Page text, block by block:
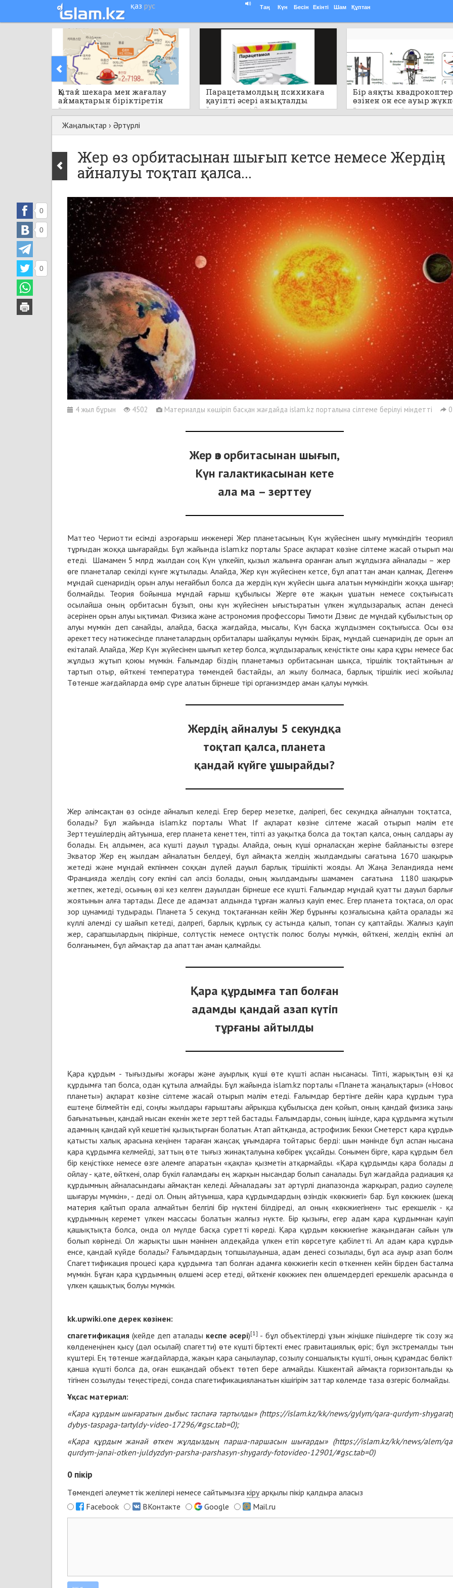
қаз рус Таң Күн Бесін Екінті Шам Құптан
Қытай шекара мен жағалау
аймақтарын біріктіретін
бірегей стратегиялық жобаны
қолға алады
3 сағат бұрын 0
Парацетамолдың психикаға
қауіпті әсері анықталды
3 сағат бұрын 0
Бір аяқты квадрокоптер
өзінен он есе ауыр
секіре алады (видео)
3 сағат бұрын 0
Жаңалықтар › Әртүрлі
Жер өз орбитасынан шығып кетсе немесе Жердің
айналуы тоқтап қалса...
4 жыл бұрын 4502 Материалды көшіріп басқан жағдайда islam.kz порталына сілтеме берілуі міндетті 0
0
0
0
Жер өз орбитасынан шығып,
Күн галактикасынан кете
ала ма – зерттеу
Маттео Чериотти есімді аэроғарыш инженері Жер планетасының Күн жүйесінен шығу мүмкіндігін
тұрғыдан жоққа шығарайды. Бұл жайында islam.kz порталы Space ақпарат көзіне сілтеме жасай отырып
етеді. Шамамен 5 млрд жылдан соң Күн үлкейіп, қызыл жалынға оранған алып жұлдызға айналады – жер
өге планеталар секілді күнге жұтылады. Алайда, Жер күн жүйесінен кетсе, бұл апаттан аман қалмақ.
мұндай сценаридің орын алуы неғайбыл болса да жердің күн жүйесін шыға алатын мүмкіндігін жоққа
болмайды. Теория бойынша мұндай ғарыш құбылысы Жерге өте жақын ұшатын немесе
осылайша оның орбитасын бұзып, оны күн жүйесінен ығыстыратын үлкен жұлдызаралық аспан
әсерінен орын алуы ықтимал. Физика және астрономия профессоры Тимоти Дэвис де мұндай құбылыстың
алуы мүмкін деп санайды, алайда, басқа жағдайда, мысалы, Күн басқа жұлдызмен соқтығысса. Осы
әрекеттесу нәтижесінде планеталардың орбиталары шайқалуы мүмкін. Бірақ, мұндай сценаридің де орын
екіталай. Алайда, Жер Күн жүйесінен шығып кетер болса, жұлдызаралық кеңістікте оны қара құры немесе
жұлдыз жұтып қоюы мүмкін. Ғалымдар біздің планетамыз орбитасынан шықса, тіршілік тоқтайтынын
тартып отыр, өйткені температура төмендей бастайды, ал жылу болмаса, барлық тіршілік иесі
Төтенше жағдайларда өмір сүре алатын бірнеше тірі организмдер аман қалуы мүмкін.
Жердің айналуы 5 секундқа
тоқтап қалса, планета
қандай күйге ұшырайды?
Жер әлімсақтан өз осінде айналып келеді. Егер берер мезетке, дәлірегі, бес секундқа айналуын
болады? Бұл жайында islam.kz порталы What Ifақпарат көзіне сілтеме жасай отырып мәлім
Зерттеушілердің айтуынша, егер планета кенеттен, тіпті аз уақытқа болса да тоқтап қалса, оның салдары
болады. Ең алдымен, аса күшті дауыл тұрады. Алайда, оның күші орналасқан жеріне байланысты
Экватор Жер ең жылдам айналатын белдеуі, бұл аймақта желдің жылдамдығы сағатына 1670
жетеді және мұндай екпінмен соққан дүлей дауыл барлық тіршілікті жояды. Ал Жаңа Зеландияда
Францияда желдің соғу екпіні сәл әлсіз болады, оның жылдамдығы шамамен сағатына 1180
жетпек, жетеді, осының өзі кез келген дауылдан бірнеше есе күшті. Ғалымдар мұндай қуатты дауыл
жоятынын алға тартады. Десе де адамзат алдында тұрған жалғыз қауіп емес. Егер планета тоқтаса, ол
зор цунамиді тудырады. Планета 5 секунд тоқтағаннан кейін Жер бұрынғы қозғалысына қайта оралады
күллі әлемді су шайып кетеді, дәлрегі, барлық құрлық су астында қалып, топан су қаптайды. Жалғыз
жер, сарапшылардың пікірінше, солтүстік немесе оңтүстік полюс болуы мүмкін, өйткені, желдің екпіні
болғанымен, бұл аймақтар да апаттан аман қалмайды.
Қара құрдымға тап болған
адамды қандай азап күтіп
тұрғаны айтылды
Қара құрдым - тығыздығы жоғары және ауырлық күші өте күшті аспан нысанасы. Тіпті, жарықтың өзі
құрдымға тап болса, одан құтыла алмайды. Бұл жайында islam.kz порталы «Планета жаңалықтары»
планеты») ақпарат көзіне сілтеме жасай отырып мәлім етеді. Ғалымдар бертінге дейін қара құрдым
ештеңе білмейтін еді, соңғы жылдары ғарыштағы айрықша құбылысқа ден қойып, оның қандай физика
бағынатынын, қандай нысан екенін жете зерттей бастады. Ғалымдарды, соның ішінде, қара құрдымға
адамның қандай күй кешетіні қызықтырған болатын. Атап айтқанда, астрофизик Бекки Сметерст қара
қатысты халық арасына кеңінен тараған жаңсақ ұғымдарға тойтарыс берді: шын мәнінде бұл аспан
қара құрдымға келмейді, заттың өте тығыз жинақталуына көбірек ұқсайды. Сонымен бірге, қара құрдым
бір кеңістікке немесе өзге әлемге апаратын «қақпа» қызметін атқармайды. «Қара құрдымды қара болады
ойлау - қате, өйткені, олар бүкіл ғаламдағы ең жарқын нысандар болып саналады. Бұл жағдайда радиация
құрдымның айналасындағы аймақтан келеді. Айналадағы зат әртүрлі диапазонда жарқырап, радио
шығаруы мүмкін», - деді ол. Оның айтуынша, қара құрдымдардың өзіндік «көкжиегі» бар. Бұл көкжиек
материя қайтып орала алмайтын белгілі бір нүктені білдіреді, ал оның «көкжиегінен» тыс ерекшелік -
құрдымның керемет үлкен массасы болатын жалғыз нүкте. Бір қызығы, егер адам қара құрдымнан
қашықтықта болса, онда ол мүлде басқа суретті көреді. Қара құрдым көкжиегіне жақындаған сайын
болып көрінеді. Ол жарықты шын мәнінен әлдеқайда үлкен етіп көрсетуге қабілетті. Ал адам қара
енсе, қандай күйде болады? Ғалымдардың топшылауынша, адам денесі созылады, бұл аса ауыр азап
Спагеттификация процесі қара құрдымға тап болған адамға көкжиегін кесіп өткеннен кейін бірден
мүмкін. Бұған қара құрдымның өлшемі әсер етеді, өйткеніғ көкжиек пен өлшемдердегі ерекшелік арасында
үлкен қашықтық болуы мүмкін.
kk.upwiki.one дерек көзінен:
спагетификация (кейде деп аталады кеспе әсері)[1] - бұл объектілерді ұзын жіңішке пішіндерге тік созу
көлденеңінен қысу (дәл осылай) спагетти) өте күшті біртекті емесгравитациялық өріс; бұл экстремалды
күштері. Ең төтенше жағдайларда, жақын қара саңылаулар, созылу соншалықты күшті, оның құрамдас
қанша күшті болса да, оған ешқандай объект төтеп бере алмайды. Кішкентай аймақта горизонтальды
тігінен созылуды теңестіреді, сонда спагетификацияланатын кішігірім заттар көлемде таза өзгеріс болмайды.
Ұқсас материал:
«Қара құрдым шығаратын дыбыс таспаға тартылды» (https://islam.kz/kk/news/gylym/qara-qurdym-
dybys-taspaga-tartyldy-video-17296/#gsc.tab=0);
«Қара құрдым жанай өткен жұлдыздың парша-паршасын шығарды» (https://islam.kz/kk/news/alem/
qurdym-janai-otken-juldyzdyn-parsha-parshasyn-shygardy-fotovideo-12901/#gsc.tab=0)
0 пікір
Төмендегі әлеуметтік желілері немесе сайтымызға кіруарқылы пікір қалдыра аласыз
Facebook
ВКонтакте Google Mail.ru